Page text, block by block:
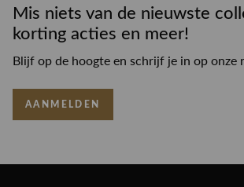
Mis niets van de nieuwste
korting acties en meer!
Blijf op de hoogte en schrijf je in op onze
AANMELDEN